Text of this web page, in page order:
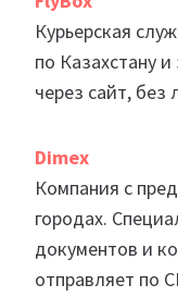
Курьерская
по Казахстану
через сайт,
Dimex
Компания с
городах.
документов и
отправляет по